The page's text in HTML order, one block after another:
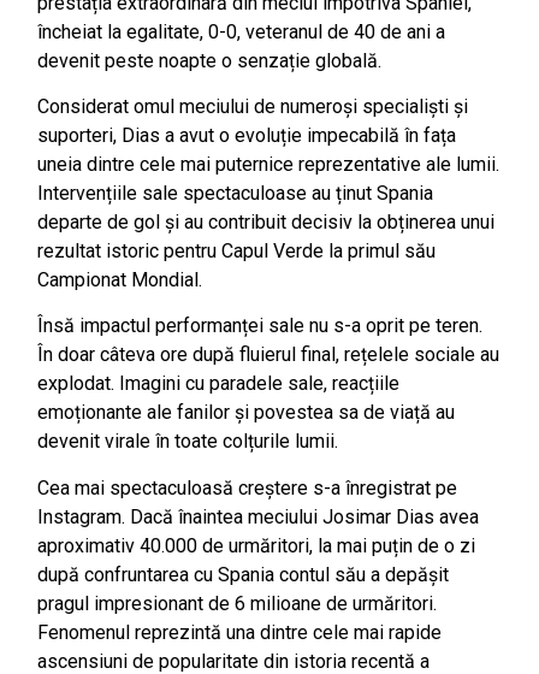
încheiat la egalitate, 0-0, veteranul de 40 de ani a
devenit peste noapte o senzație globală.
Considerat omul meciului de numeroși specialiști și
suporteri, Dias a avut o evoluție impecabilă în fața
uneia dintre cele mai puternice reprezentative ale lumii.
Intervențiile sale spectaculoase au ținut Spania
departe de gol și au contribuit decisiv la obținerea unui
rezultat istoric pentru Capul Verde la primul său
Campionat Mondial.
Însă impactul performanței sale nu s-a oprit pe teren.
În doar câteva ore după fluierul final, rețelele sociale au
explodat. Imagini cu paradele sale, reacțiile
emoționante ale fanilor și povestea sa de viață au
devenit virale în toate colțurile lumii.
Cea mai spectaculoasă creștere s-a înregistrat pe
Instagram. Dacă înaintea meciului Josimar Dias avea
aproximativ 40.000 de urmăritori, la mai puțin de o zi
după confruntarea cu Spania contul său a depășit
pragul impresionant de 6 milioane de urmăritori.
Fenomenul reprezintă una dintre cele mai rapide
ascensiuni de popularitate din istoria recentă a